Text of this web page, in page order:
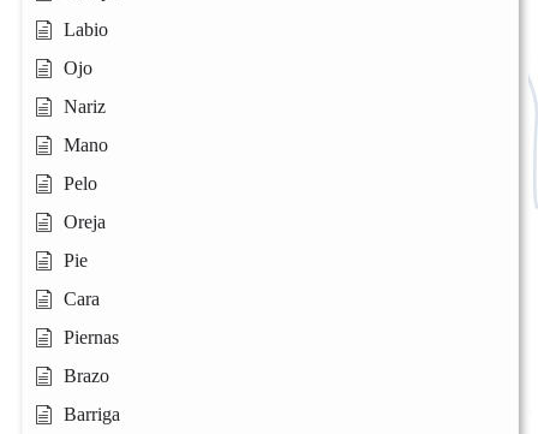
Labio
Ojo
Nariz
Mano
Pelo
Oreja
Pie
Cara
Piernas
Brazo
Barriga